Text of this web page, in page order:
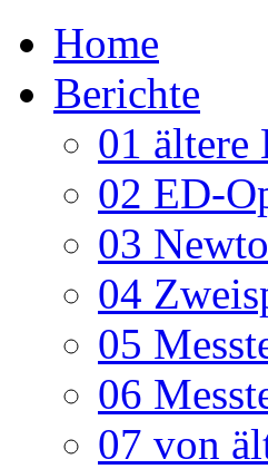
Home
Berichte
01 ältere
02 ED-
03
04
05
06
07 von